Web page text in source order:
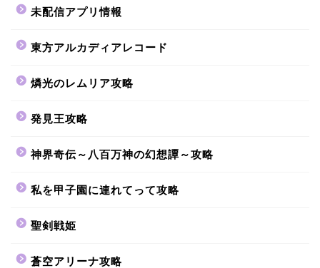
未配信アプリ情報
東方アルカディアレコード
燐光のレムリア攻略
発見王攻略
神界奇伝～八百万神の幻想譚～攻略
私を甲子園に連れてって攻略
聖剣戦姫
蒼空アリーナ攻略